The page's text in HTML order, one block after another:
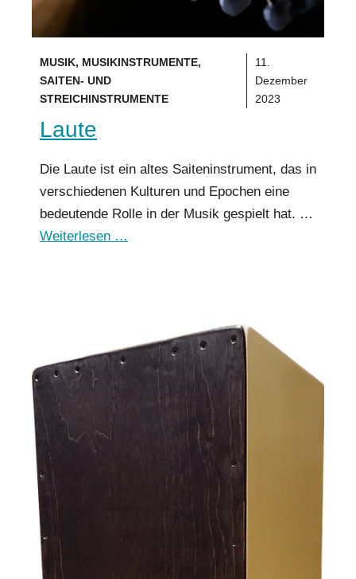
MUSIK, MUSIKINSTRUMENTE,
SAITEN- UND
STREICHINSTRUMENTE
11.
Dezember
2023
Laute
Die Laute ist ein altes Saiteninstrument, das in
verschiedenen Kulturen und Epochen eine
bedeutende Rolle in der Musik gespielt hat. …
Weiterlesen …